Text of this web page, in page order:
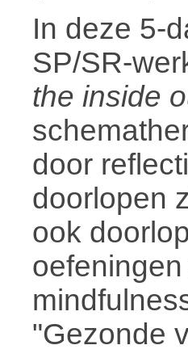
In deze 5-
SP/SR-
the inside
door
doorlopen
ook
"Gezonde